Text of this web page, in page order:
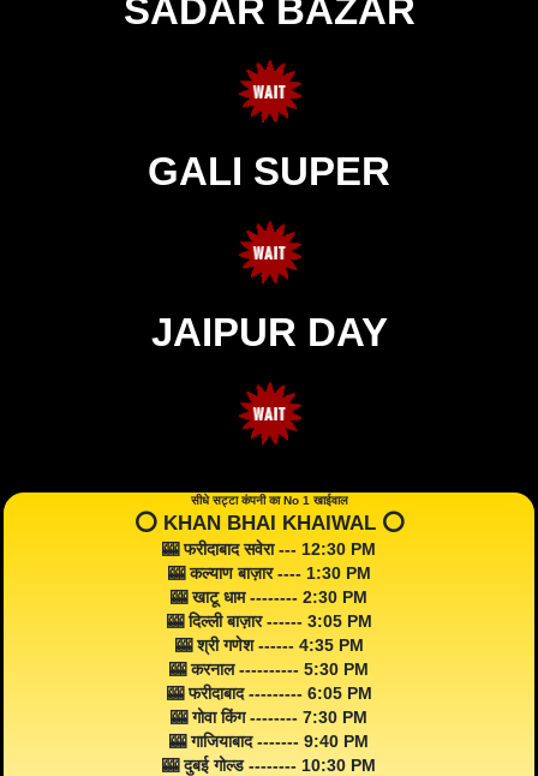
SADAR BAZAR
GALI SUPER
JAIPUR DAY
सीधे सट्टा कंपनी का No 1 खाईवाल
⭕️ KHAN BHAI KHAIWAL ⭕️
🎰 फरीदाबाद सवेरा --- 12:30 PM
🎰 कल्याण बाज़ार ---- 1:30 PM
🎰 खाटू धाम -------- 2:30 PM
🎰 दिल्ली बाज़ार ------ 3:05 PM
🎰 श्री गणेश ------ 4:35 PM
🎰 करनाल ---------- 5:30 PM
🎰 फरीदाबाद --------- 6:05 PM
🎰 गोवा किंग -------- 7:30 PM
🎰 गाजियाबाद ------- 9:40 PM
🎰 दुबई गोल्ड -------- 10:30 PM